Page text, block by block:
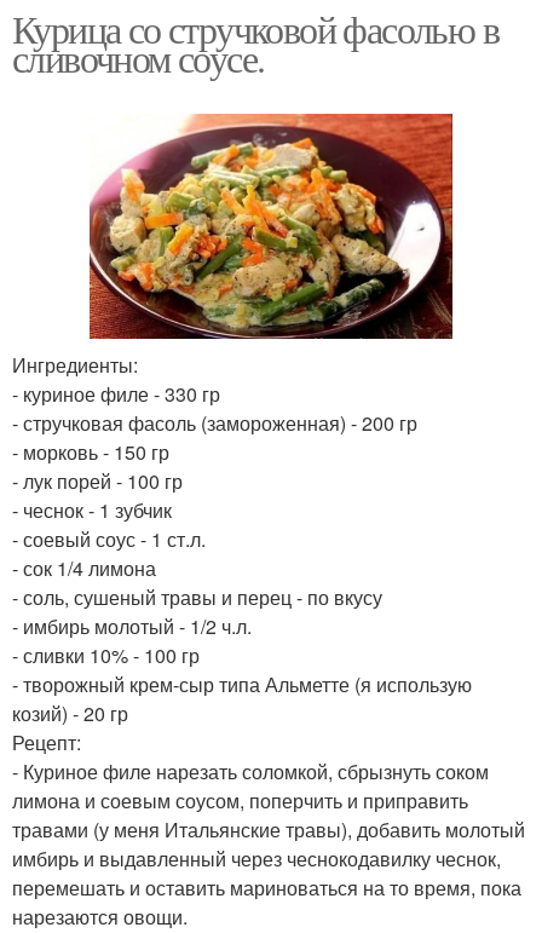
Курица со стручковой фасолью в
сливочном соусе.
Ингредиенты:
- куриное филе - 330 гр
- стручковая фасоль (замороженная) - 200 гр
- морковь - 150 гр
- лук порей - 100 гр
- чеснок - 1 зубчик
- соевый соус - 1 ст.л.
- сок 1/4 лимона
- соль, сушеный травы и перец - по вкусу
- имбирь молотый - 1/2 ч.л.
- сливки 10% - 100 гр
- творожный крем-сыр типа Альметте (я использую
козий) - 20 гр
Рецепт:
- Куриное филе нарезать соломкой, сбрызнуть соком
лимона и соевым соусом, поперчить и приправить
травами (у меня Итальянские травы), добавить молотый
имбирь и выдавленный через чеснокодавилку чеснок,
перемешать и оставить мариноваться на то время, пока
нарезаются овощи.